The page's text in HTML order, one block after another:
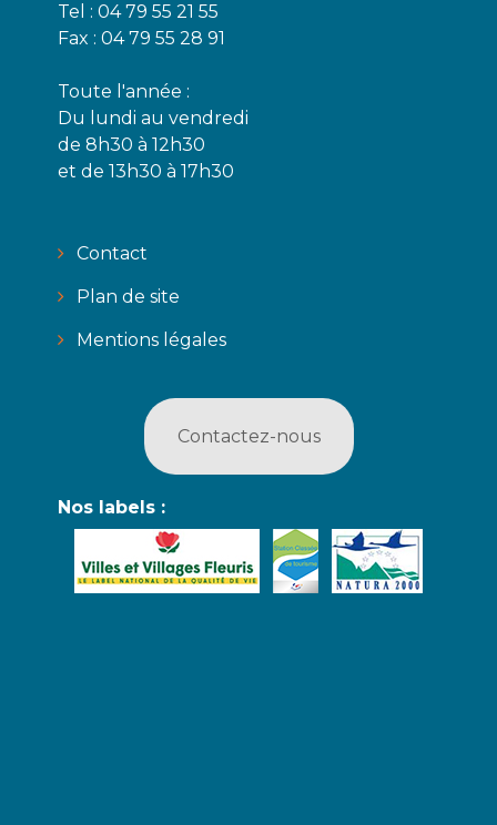
Tel : 04 79 55 21 55
Fax : 04 79 55 28 91
Toute l'année :
Du lundi au vendredi
de 8h30 à 12h30
et de 13h30 à 17h30
Contact
Plan de site
Mentions légales
Contactez-nous
Nos labels :